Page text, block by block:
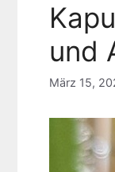
und
März 15,